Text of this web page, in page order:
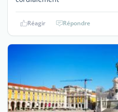
Réagir Répondre